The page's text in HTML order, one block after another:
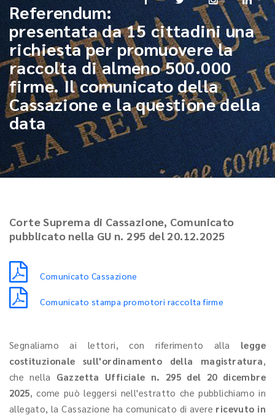
Referendum:
presentata da 15 cittadini una
richiesta per promuovere la
raccolta di almeno 500.000
firme. Il comunicato della
Cassazione e la questione della
data
Corte Suprema di Cassazione, Comunicato
pubblicato nella GU n. 295 del 20.12.2025
Comunicato Cassazione
Comunicato stampa promotori raccolta firme
Segnaliamo ai lettori, con riferimento alla legge
costituzionale sull'ordinamento della magistratura,
che nella Gazzetta Ufficiale n. 295 del 20 dicembre
2025, come può leggersi nell'estratto che pubblichiamo in
allegato, la Cassazione ha comunicato di avere ricevuto in